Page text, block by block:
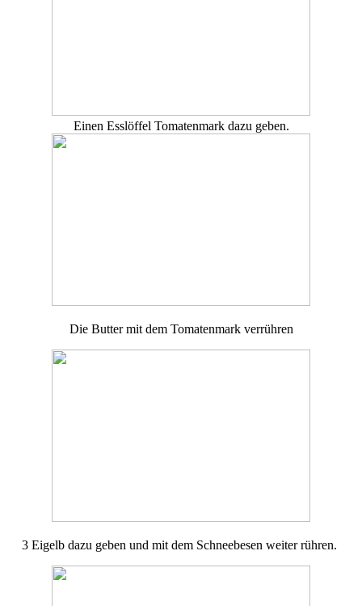
Einen Esslöffel Tomatenmark dazu geben.
Die Butter mit dem Tomatenmark verrühren
3 Eigelb dazu geben und mit dem Schneebesen weiter rühren.